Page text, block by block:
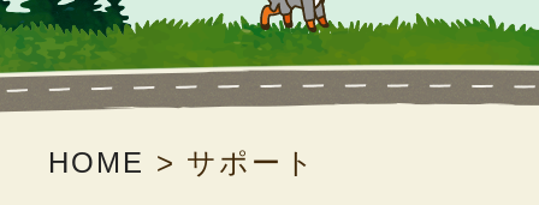
HOME > サポート